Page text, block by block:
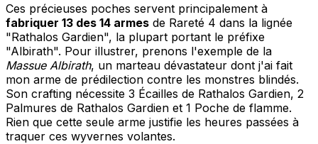
Ces précieuses poches servent principalement à
fabriquer 13 des 14 armes de Rareté 4 dans la lignée
"Rathalos Gardien", la plupart portant le préfixe
"Albirath". Pour illustrer, prenons l'exemple de la
Massue Albirath, un marteau dévastateur dont j'ai fait
mon arme de prédilection contre les monstres blindés.
Son crafting nécessite 3 Écailles de Rathalos Gardien, 2
Palmures de Rathalos Gardien et 1 Poche de flamme.
Rien que cette seule arme justifie les heures passées à
traquer ces wyvernes volantes.